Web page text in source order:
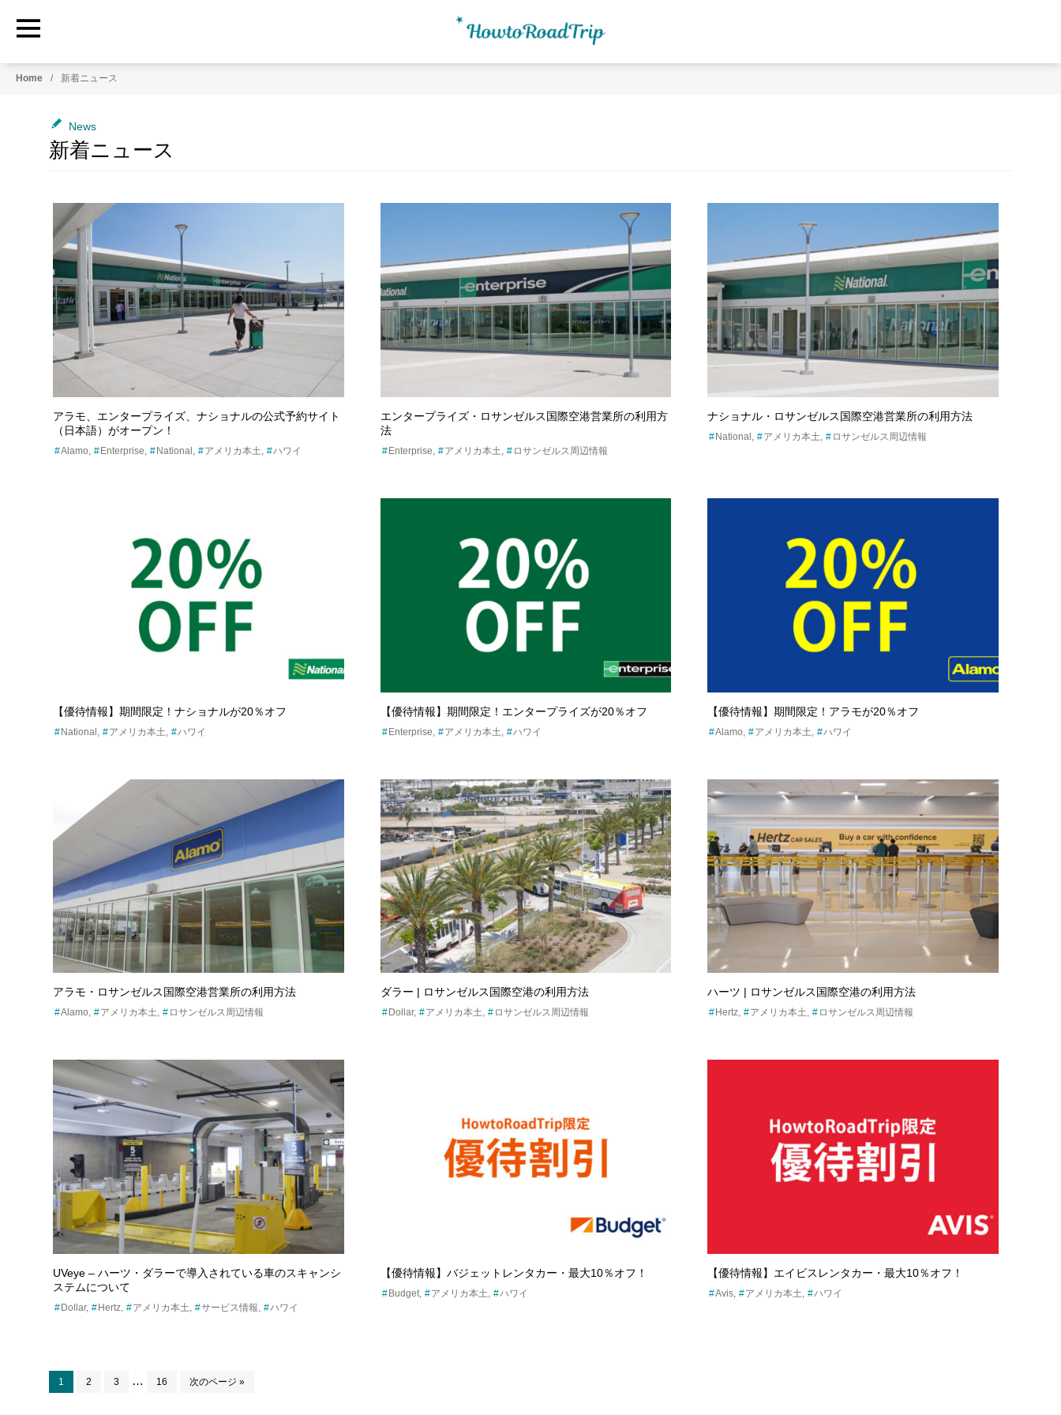
HowtoRoadTrip.com
Home 新着ニュース
News
新着ニュース
アラモ、エンタープライズ、ナショナルの公式予約サイト
（日本語）がオープン！
Alamo Enterprise National アメリカ本土 ハワイ
エンタープライズ・ロサンゼルス国際空港営業所の利用方
法
Enterprise アメリカ本土 ロサンゼルス周辺情報
ナショナル・ロサンゼルス国際空港営業所の利用方法
National アメリカ本土 ロサンゼルス周辺情報
【優待情報】期間限定！ナショナルが20％オフ
National アメリカ本土 ハワイ
【優待情報】期間限定！エンタープライズが20％オフ
Enterprise アメリカ本土 ハワイ
【優待情報】期間限定！アラモが20％オフ
Alamo アメリカ本土 ハワイ
アラモ・ロサンゼルス国際空港営業所の利用方法
Alamo アメリカ本土 ロサンゼルス周辺情報
ダラー | ロサンゼルス国際空港の利用方法
Dollar アメリカ本土 ロサンゼルス周辺情報
ハーツ | ロサンゼルス国際空港の利用方法
Hertz アメリカ本土 ロサンゼルス周辺情報
UVeye – ハーツ・ダラーで導入されている車のスキャンシ
ステムについて
Dollar Hertz アメリカ本土 サービス情報 ハワイ
【優待情報】バジェットレンタカー・最大10％オフ！
Budget アメリカ本土 ハワイ
【優待情報】エイビスレンタカー・最大10％オフ！
Avis アメリカ本土 ハワイ
ペ
ー
1
ペ
2
ペ
3
Interim
pages
…
ペ
16
移
次のページ »